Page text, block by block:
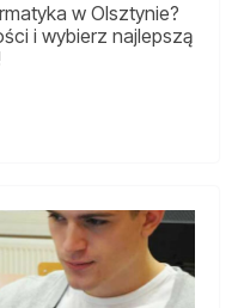
w Olsztynie?
i wybierz najlepszą